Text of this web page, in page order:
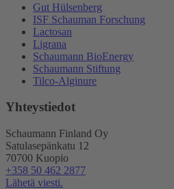
Gut Hülsenberg
ISF Schauman Forschung
Lactosan
Ligrana
Schaumann BioEnergy
Schaumann Stiftung
Tilco-Alginure
Yhteystiedot
Schaumann Finland Oy
Satulasepänkatu 12
70700 Kuopio
+358 50 462 2877
Lähetä viesti.